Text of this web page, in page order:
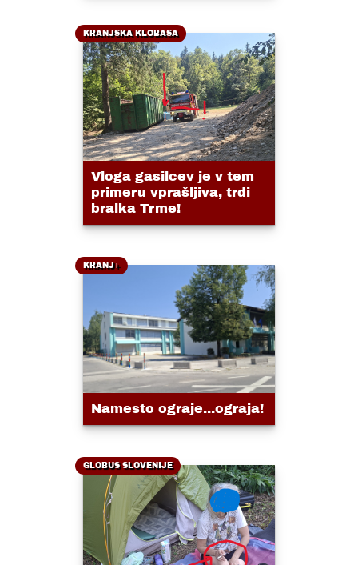
KRANJSKA KLOBASA
Vloga gasilcev je v tem
primeru vprašljiva, trdi
bralka Trme!
KRANJ+
Namesto ograje...ograja!
GLOBUS SLOVENIJE